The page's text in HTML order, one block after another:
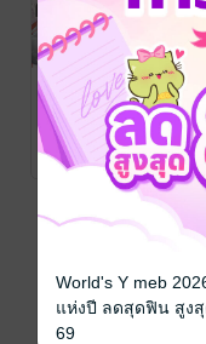
มื้อดึกในตึกวิจัย
เล่ม 2
Torino Kamioka /
DEXPRESS
การ์ตูน Girl Love /
Yuri
21 Rating
World's Y meb
แห่งปี ลดสุดฟิน สูงสุ
69